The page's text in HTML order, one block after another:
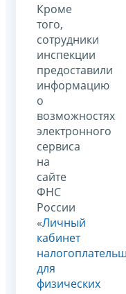
Кроме
того,
сотрудники
инспекции
предоставили
информацию
о
возможностях
электронного
сервиса
на
сайте
ФНС
России
«Личный
кабинет
для
физических